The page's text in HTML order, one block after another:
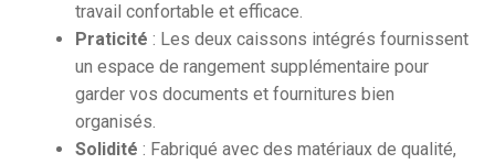
travail confortable et efficace.
Praticité : Les deux caissons intégrés fournissent
un espace de rangement supplémentaire pour
garder vos documents et fournitures bien
organisés.
Solidité : Fabriqué avec des matériaux de qualité,